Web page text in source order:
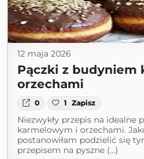
12 maja 2026
Pączki z budyniem
orzechami
0 1 Zapisz
Niezwykły przepis na idealne
karmelowym i orzechami.
postanowiłam podzielić się
przepisem na pyszne (...)